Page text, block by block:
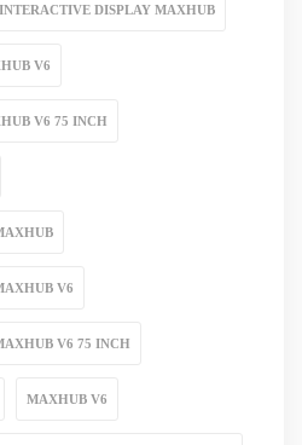
INTERACTIVE DISPLAY MAXHUB
V6
V6 75 INCH
V6
V6 75 INCH
MAXHUB V6